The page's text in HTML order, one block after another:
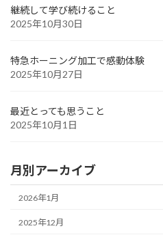
継続して学び続けること
2025年10月30日
特急ホーニング加工で感動体験
2025年10月27日
最近とっても思うこと
2025年10月1日
月別アーカイブ
2026年1月
2025年12月